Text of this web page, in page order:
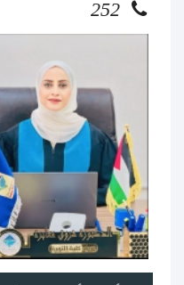
252